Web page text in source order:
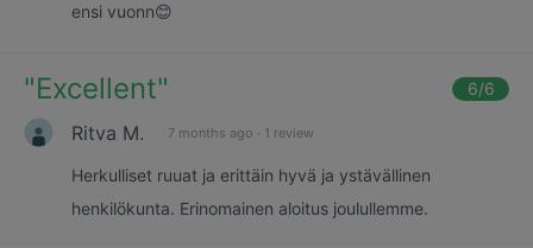
ensi vuonn😊
"Excellent" 6/6
Ritva M. 7 months ago · 1 review
Herkulliset ruuat ja erittäin hyvä ja ystävällinen
henkilökunta. Erinomainen aloitus joulullemme.